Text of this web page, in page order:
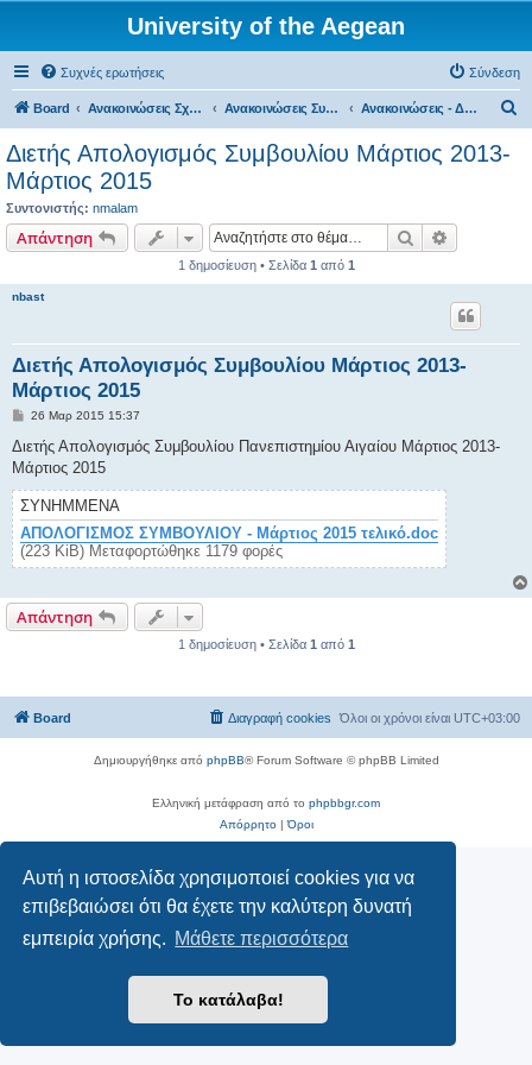
Αυτή η ιστοσελίδα χρησιμοποιεί cookies για να
επιβεβαιώσει ότι θα έχετε την καλύτερη δυνατή
εμπειρία χρήσης. Μάθετε περισσότερα
Το κατάλαβα!
University of the Aegean
Συχνές ερωτήσεις Σύνδεση
Board Ανακοινώσεις Σχολών, Τμημάτων, Συλλόγων & Υπηρεσιών Ανακοινώσεις Συμβουλίου Ανακοινώσεις - Δελτία Τύπου
Διετής Απολογισμός Συμβουλίου Μάρτιος 2013-
Μάρτιος 2015
Συντονιστής: nmalam
Απάντηση Αναζήτηση
1 δημοσίευση • Σελίδα 1 από 1
nbast
Διετής Απολογισμός Συμβουλίου Μάρτιος 2013-
Μάρτιος 2015
Δ
μ
σ
ε
υ
σ
η
26 Μαρ 2015 15:37
Διετής Απολογισμός Συμβουλίου Πανεπιστημίου Αιγαίου Μάρτιος 2013-
Μάρτιος 2015
ΣΥΝΗΜΜΈΝΑ
ΑΠΟΛΟΓΙΣΜΟΣ ΣΥΜΒΟΥΛΙΟΥ - Μάρτιος 2015 τελικό.doc
(223 KiB) Μεταφορτώθηκε 1179 φορές
Απάντηση
1 δημοσίευση • Σελίδα 1 από 1
Board Όλοι οι χρόνοι είναι UTC+03:00
Διαγραφή cookies
Δημιουργήθηκε από phpBB® Forum Software © phpBB Limited
Ελληνική μετάφραση από το phpbbgr.com
Απόρρητο|Όροι